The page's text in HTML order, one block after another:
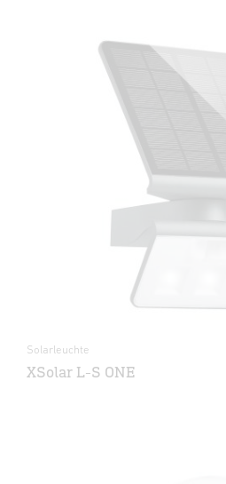
Solarleuchte
XSolar L-S ONE